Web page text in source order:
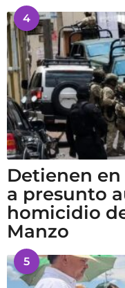
4
Detienen
a presunto
homicidio
Manzo
5